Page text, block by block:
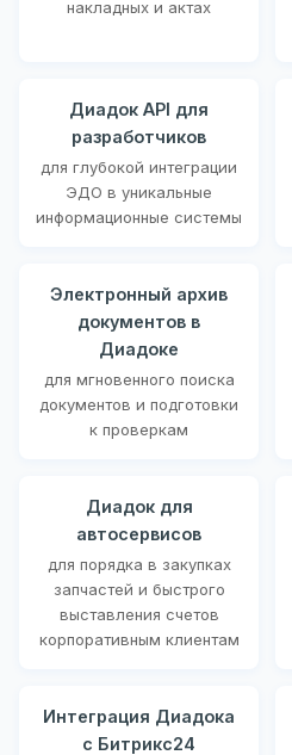
накладных и актах
Диадок API для
разработчиков
для глубокой интеграции
ЭДО в уникальные
информационные системы
Электронный архив
документов в
Диадоке
для мгновенного поиска
документов и подготовки
к проверкам
Диадок для
автосервисов
для порядка в закупках
запчастей и быстрого
выставления счетов
корпоративным клиентам
Интеграция Диадока
с Битрикс24